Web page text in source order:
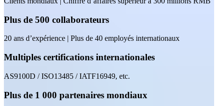
Plus de 500 collaborateurs
20 ans d’expérience | Plus de 40 employés internationaux
Multiples certifications internationales
AS9100D / ISO13485 / IATF16949, etc.
Plus de 1 000 partenaires mondiaux